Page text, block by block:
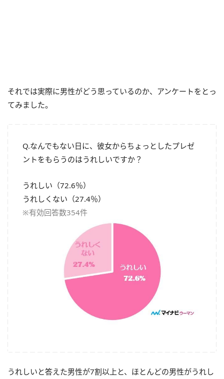
それでは実際に男性がどう思っているのか、アンケートをとっ
てみました。
Q.なんでもない日に、彼女からちょっとしたプレゼ
ントをもらうのはうれしいですか？
うれしい（72.6％）
うれしくない（27.4％）
※有効回答数354件
うれしいと答えた男性が7割以上と、ほとんどの男性がうれし